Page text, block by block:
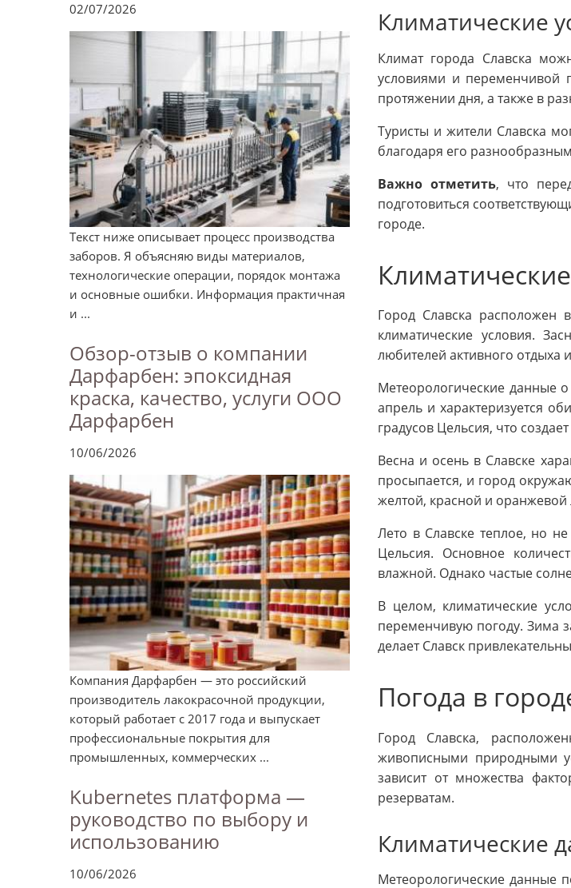
02/07/2026
Текст ниже описывает процесс производства
заборов. Я объясняю виды материалов,
технологические операции, порядок монтажа
и основные ошибки. Информация практичная
и ...
Обзор-отзыв о компании
Дарфарбен: эпоксидная
краска, качество, услуги ООО
Дарфарбен
10/06/2026
Компания Дарфарбен — это российский
производитель лакокрасочной продукции,
который работает с 2017 года и выпускает
профессиональные покрытия для
промышленных, коммерческих ...
Kubernetes платформа —
руководство по выбору и
использованию
10/06/2026
Климатические
Климат города Славска
условиями и переменчивой
протяжении дня, а также в
Туристы и жители Славска
благодаря его
Важно отметить, что
подготовиться
городе.
Город Славска расположен
климатические условия.
любителей активного отдыха
Метеорологические данные
апрель и характеризуется
градусов Цельсия, что
Весна и осень в Славске
просыпается, и город
желтой, красной и оранжевой
Лето в Славске теплое, но
Цельсия. Основное
влажной. Однако частые
В целом, климатические
переменчивую погоду. Зима
делает Славск
Погода в
Город Славска,
живописными природными
зависит от множества
резерватам.
Климатические
Метеорологические данные